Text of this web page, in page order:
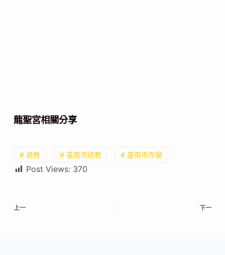
龍聖宮相關分享
# 道教 # 臺南市道教 # 臺南市寺廟
Post Views: 370
上一 下一